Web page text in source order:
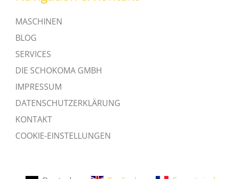
MASCHINEN
BLOG
SERVICES
DIE SCHOKOMA GMBH
IMPRESSUM
DATENSCHUTZERKLÄRUNG
KONTAKT
COOKIE-EINSTELLUNGEN